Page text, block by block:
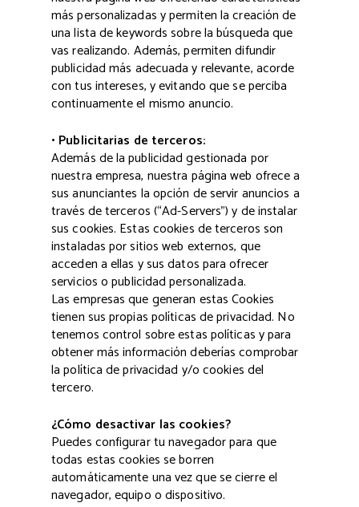
más personalizadas y permiten la creación de
una lista de keywords sobre la búsqueda que
vas realizando. Además, permiten difundir
publicidad más adecuada y relevante, acorde
con tus intereses, y evitando que se perciba
continuamente el mismo anuncio.
• Publicitarias de terceros:
Además de la publicidad gestionada por
nuestra empresa, nuestra página web ofrece a
sus anunciantes la opción de servir anuncios a
través de terceros (“Ad-Servers”) y de instalar
sus cookies. Estas cookies de terceros son
instaladas por sitios web externos, que
acceden a ellas y sus datos para ofrecer
servicios o publicidad personalizada.
Las empresas que generan estas Cookies
tienen sus propias políticas de privacidad. No
tenemos control sobre estas políticas y para
obtener más información deberías comprobar
la política de privacidad y/o cookies del
tercero.
¿Cómo desactivar las cookies?
Puedes configurar tu navegador para que
todas estas cookies se borren
automáticamente una vez que se cierre el
navegador, equipo o dispositivo.